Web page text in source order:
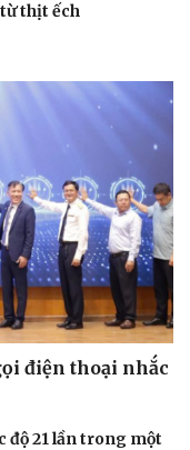
thời sự
đêm khuya
tình yêu
cho bé
tâm hồn
thịt ếch
điện thoại nhắc
độ 21 lần trong một